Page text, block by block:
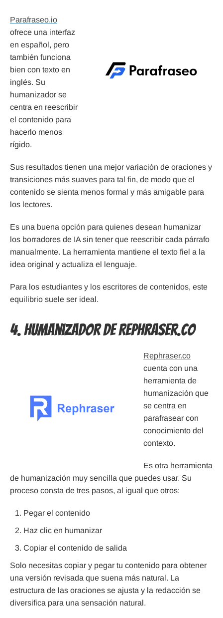
Parafraseo.io
ofrece una interfaz
en español, pero
también funciona
bien con texto en
inglés. Su
humanizador se
centra en reescribir
el contenido para
hacerlo menos
rígido.
Sus resultados tienen una mejor variación de oraciones y
transiciones más suaves para tal fin, de modo que el
contenido se sienta menos formal y más amigable para
los lectores.
Es una buena opción para quienes desean humanizar
los borradores de IA sin tener que reescribir cada párrafo
manualmente. La herramienta mantiene el texto fiel a la
idea original y actualiza el lenguaje.
Para los estudiantes y los escritores de contenidos, este
equilibrio suele ser ideal.
4. Humanizador de Rephraser.co
Rephraser.co
cuenta con una
herramienta de
humanización que
se centra en
parafrasear con
conocimiento del
contexto.
Es otra herramienta
de humanización muy sencilla que puedes usar. Su
proceso consta de tres pasos, al igual que otros:
Pegar el contenido
Haz clic en humanizar
Copiar el contenido de salida
Solo necesitas copiar y pegar tu contenido para obtener
una versión revisada que suena más natural. La
estructura de las oraciones se ajusta y la redacción se
diversifica para una sensación natural.